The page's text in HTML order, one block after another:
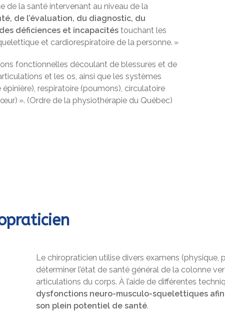
de la santé intervenant au niveau de la
de l’évaluation, du diagnostic, du
déficiences et incapacités touchant les
et cardiorespiratoire de la personne. »
fonctionnelles découlant de blessures et de
et les os, ainsi que les systèmes
respiratoire (poumons), circulatoire
». (Ordre de la physiothérapie du Québec)
Le chiropraticien utilise divers examens (physique,
déterminer l’état de santé général de la colonne
articulations du corps. À l’aide de différentes
dysfonctions neuro-musculo-squelettiques afin
son plein potentiel de santé.